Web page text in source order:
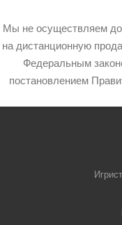
Мы не осуществляем
на дистанционную
Федеральным
постановлением